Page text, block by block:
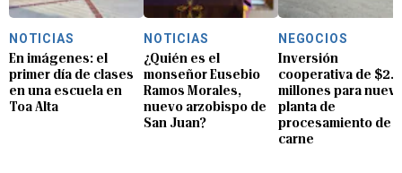
NOTICIAS
En imágenes: el
primer día de clases
en una escuela en
Toa Alta
NOTICIAS
¿Quién es el
monseñor Eusebio
Ramos Morales,
nuevo arzobispo de
San Juan?
NEGOCIOS
Inversión
cooperativa de $2.8
millones para nueva
planta de
procesamiento de
carne